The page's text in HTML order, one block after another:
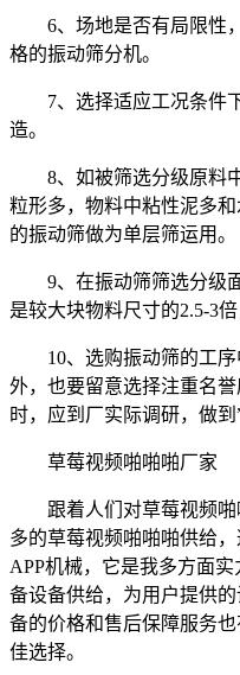
6、场地是否有局限性，
格的振动筛分机。
7、选择适应工况条件下
造。
8、如被筛选分级原料中
粒形多，物料中粘性泥多
的振动筛做为单层筛运用。
9、在振动筛筛选分级面
是较大块物料尺寸的2.5-3
10、选购振动筛的工序
外，也要留意选择注重名
时，应到厂实际调研，做到
草莓视频啪啪啪厂家
跟着人们对草莓视频啪
多的草莓视频啪啪啪供给
APP机械，它是我多方面
备设备供给，为用户提供
备的价格和售后保障服务
佳选择。